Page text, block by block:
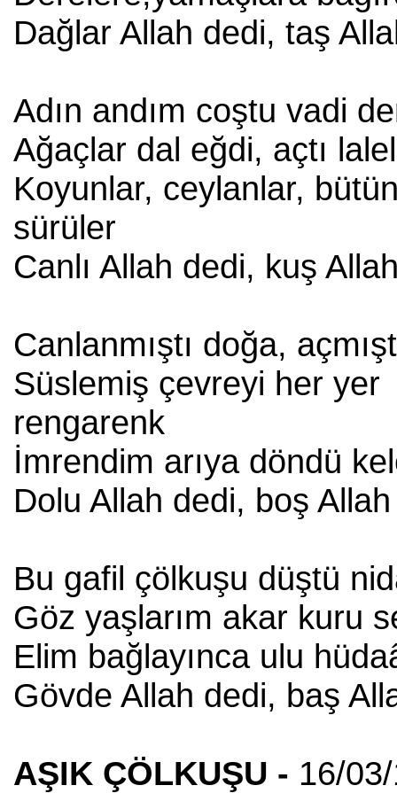
Dağlar Allah dedi, taş
Adın andım coştu vadi
Ağaçlar dal eğdi, açtı
Koyunlar, ceylanlar,
sürüler
Canlı Allah dedi, kuş
Canlanmıştı doğa,
Süslemiş çevreyi her yer
rengarenk
İmrendim arıya döndü
Dolu Allah dedi, boş
Bu gafil çölkuşu düştü
Göz yaşlarım akar kuru
Elim bağlayınca ulu
Gövde Allah dedi, baş
AŞIK ÇÖLKUŞU - 16/